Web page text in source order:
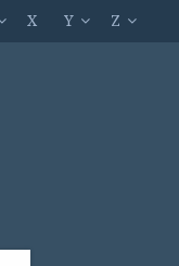
X Y Z